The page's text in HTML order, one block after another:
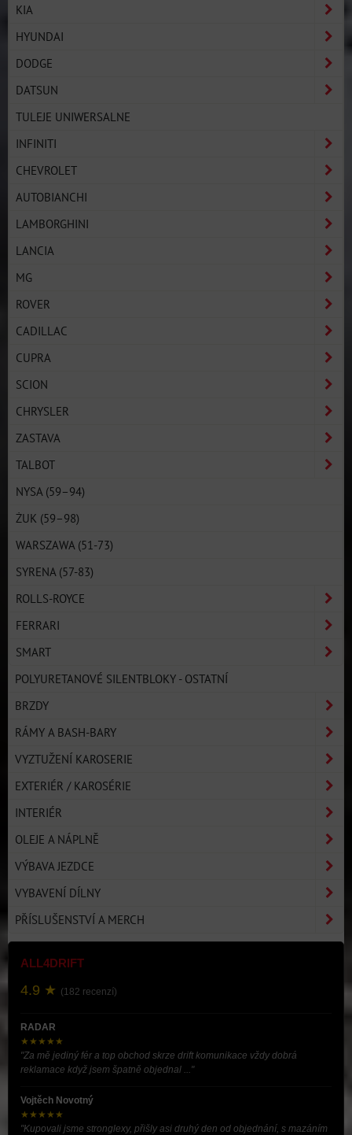
KIA
HYUNDAI
DODGE
DATSUN
TULEJE UNIWERSALNE
INFINITI
CHEVROLET
AUTOBIANCHI
LAMBORGHINI
LANCIA
MG
ROVER
CADILLAC
CUPRA
SCION
CHRYSLER
ZASTAVA
TALBOT
NYSA (59–94)
ŻUK (59–98)
WARSZAWA (51-73)
SYRENA (57-83)
ROLLS-ROYCE
FERRARI
SMART
POLYURETANOVÉ SILENTBLOKY - OSTATNÍ
BRZDY
RÁMY A BASH-BARY
VYZTUŽENÍ KAROSERIE
EXTERIÉR / KAROSÉRIE
INTERIÉR
OLEJE A NÁPLNĚ
VÝBAVA JEZDCE
VYBAVENÍ DÍLNY
PŘÍSLUŠENSTVÍ A MERCH
ALL4DRIFT
4.9 ★ (182 recenzí)
RADAR
★★★★★
"Za mě jediný fér a top obchod skrze drift komunikace vždy dobrá
reklamace když jsem špatně objednal ..."
Vojtěch Novotný
★★★★★
"Kupovali jsme stronglexy, přišly asi druhý den od objednání, s mazáním